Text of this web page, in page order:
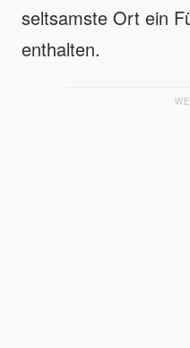
seltsamste Ort ein
enthalten.